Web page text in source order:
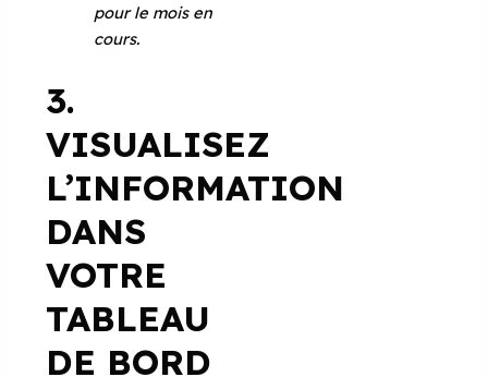
pour le mois en
cours.
3.
VISUALISEZ
L’INFORMATION
DANS
VOTRE
TABLEAU
DE BORD